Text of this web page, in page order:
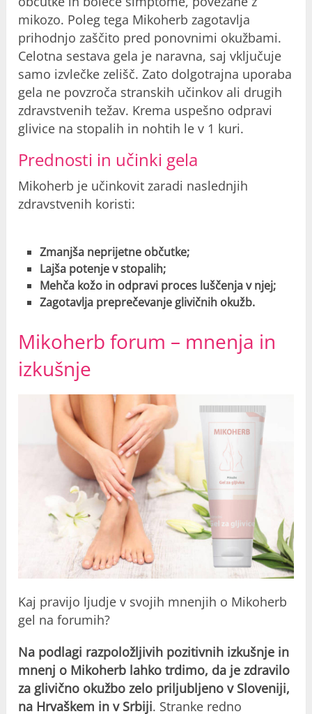
mikozo. Poleg tega Mikoherb zagotavlja
prihodnjo zaščito pred ponovnimi okužbami.
Celotna sestava gela je naravna, saj vključuje
samo izvlečke zelišč. Zato dolgotrajna uporaba
gela ne povzroča stranskih učinkov ali drugih
zdravstvenih težav. Krema uspešno odpravi
glivice na stopalih in nohtih le v 1 kuri.
Prednosti in učinki gela
Mikoherb je učinkovit zaradi naslednjih
zdravstvenih koristi:
Zmanjša neprijetne občutke;
Lajša potenje v stopalih;
Mehča kožo in odpravi proces luščenja v njej;
Zagotavlja preprečevanje glivičnih okužb.
Mikoherb forum – mnenja in
izkušnje
Kaj pravijo ljudje v svojih mnenjih o Mikoherb
gel na forumih?
Na podlagi razpoložljivih pozitivnih izkušnje in
mnenj o Mikoherb lahko trdimo, da je zdravilo
za glivično okužbo zelo priljubljeno v Sloveniji,
na Hrvaškem in v Srbiji. Stranke redno